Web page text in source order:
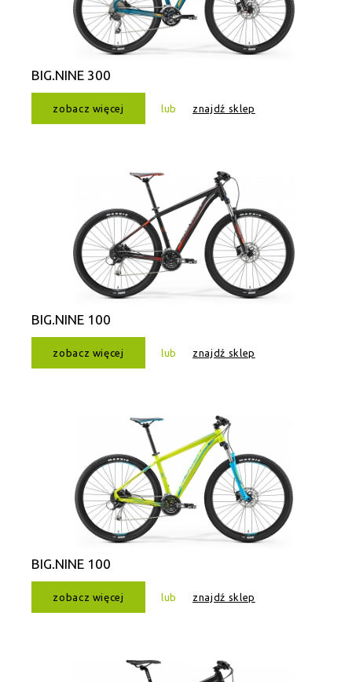
BIG.NINE 300
zobacz więcej lub znajdź sklep
BIG.NINE 100
zobacz więcej lub znajdź sklep
BIG.NINE 100
zobacz więcej lub znajdź sklep